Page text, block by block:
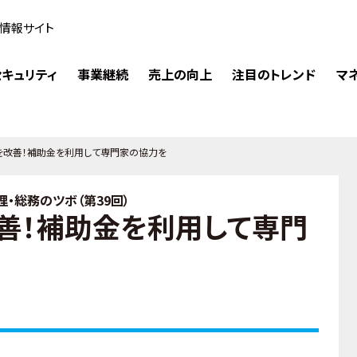
報サイト
ュリティ 事業継続 売上の向上 注目のトレンド マ
善！補助金を利用して専門家の協力を
総務のツボ（第39回）
！補助金を利用して専門